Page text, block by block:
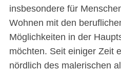
insbesondere für
Wohnen mit den
Möglichkeiten in der
möchten. Seit einiger Zeit
nördlich des malerischen